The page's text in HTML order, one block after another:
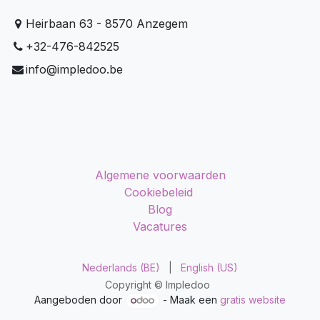
Heirbaan 63 - 8570 Anzegem
+32-476-842525
info@impledoo.be
Algemene voorwaarden
Cookiebeleid
Blog
Vacatures
Copyright © Impledoo
Nederlands (BE) English (US)
Aangeboden door - Maak een gratis website